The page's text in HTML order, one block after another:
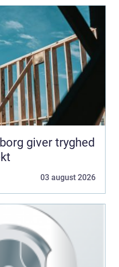
giver tryghed
03 august 2026